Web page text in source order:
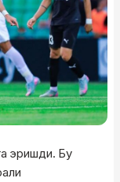
эришди. Бу